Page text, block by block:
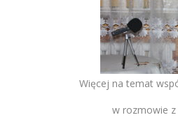
Więcej na temat
w rozmowie z